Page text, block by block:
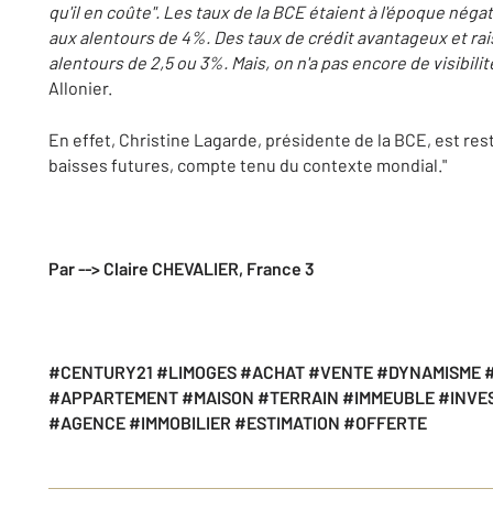
qu'il en coûte". Les taux de la BCE étaient à l'époque
aux alentours de 4%. Des taux de crédit avantageux et
alentours de 2,5 ou 3%. Mais, on n'a pas encore de
Allonier.
En effet, Christine Lagarde, présidente de la BCE, est
baisses futures, compte tenu du contexte mondial."
Par --> Claire CHEVALIER, France 3
#CENTURY21 #LIMOGES #ACHAT #VENTE #DYNAMISME
#APPARTEMENT #MAISON #TERRAIN #IMMEUBLE
#AGENCE #IMMOBILIER #ESTIMATION #OFFERTE